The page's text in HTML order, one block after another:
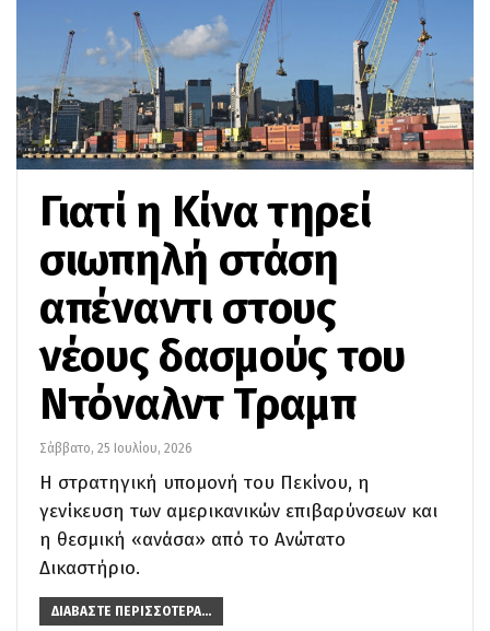
Γιατί η Κίνα τηρεί
σιωπηλή στάση
απέναντι στους
νέους δασμούς του
Ντόναλντ Τραμπ
Σάββατο, 25 Ιουλίου, 2026
Η στρατηγική υπομονή του Πεκίνου, η
γενίκευση των αμερικανικών επιβαρύνσεων και
η θεσμική «ανάσα» από το Ανώτατο
Δικαστήριο.
ΔΙΑΒΆΣΤΕ ΠΕΡΙΣΣΌΤΕΡΑ...